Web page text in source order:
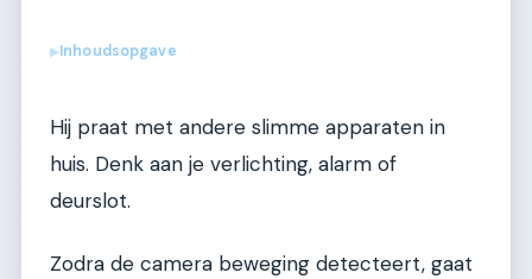
▶Inhoudsopgave
Hij praat met andere slimme apparaten in
huis. Denk aan je verlichting, alarm of
deurslot.
Zodra de camera beweging detecteert, gaat